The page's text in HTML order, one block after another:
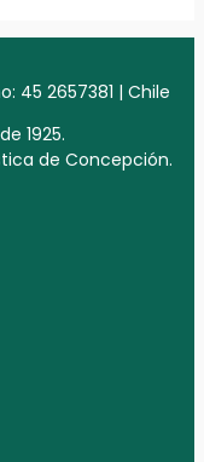
45 2657381 | Chile
1925.
de Concepción.